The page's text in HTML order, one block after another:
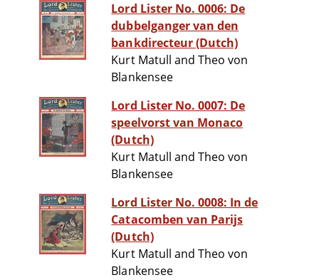
Lord Lister No. 0006: De
dubbelganger van den
bankdirecteur (Dutch)
Kurt Matull and Theo von
Blankensee
Lord Lister No. 0007: De
speelvorst van Monaco
(Dutch)
Kurt Matull and Theo von
Blankensee
Lord Lister No. 0008: In de
Catacomben van Parijs
(Dutch)
Kurt Matull and Theo von
Blankensee